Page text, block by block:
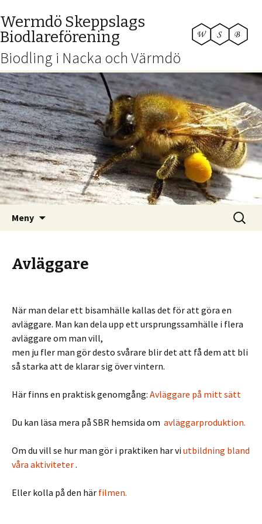
Wermdö Skeppslags
Biodlareförening
Biodling i Nacka och Värmdö
Meny
Sök
efter:
Avläggare
När man delar ett bisamhälle kallas det för att göra en
avläggare. Man kan dela upp ett ursprungssamhälle i flera
avläggare om man vill,
men ju fler man gör desto svårare blir det att få dem att bli
så starka att de klarar sig över vintern.
Här finns en praktisk genomgång: Avläggare på mitt sätt
Du kan läsa mera på SBR hemsida om avläggarproduktion.
Om du vill se hur man gör i praktiken har vi utbildning bland
våra aktiviteter.
Eller kolla på den här filmen.